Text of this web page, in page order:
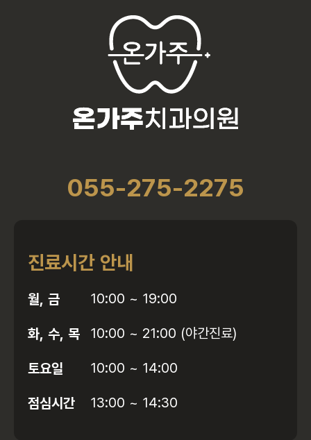
055-275-2275
진료시간 안내
월, 금 10:00 ~ 19:00
화, 수, 목 10:00 ~ 21:00 (야간진료)
토요일 10:00 ~ 14:00
점심시간 13:00 ~ 14:30